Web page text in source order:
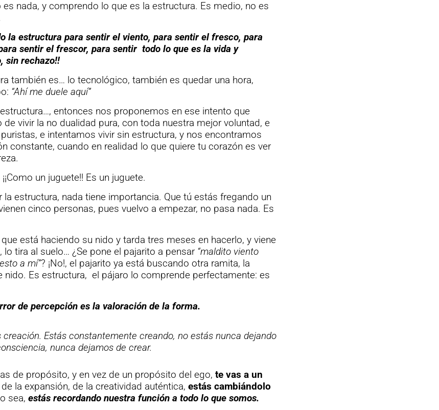
nada, y comprendo lo que es la estructura. Es medio, no es
la estructura para sentir el viento, para sentir el fresco, para
sentir el frescor, para sentir todo lo que es la vida y
sin rechazo!!
también es… lo tecnológico, también es quedar una hora,
“Ahí me duele aquí”
entonces nos proponemos en ese intento que
de vivir la no dualidad pura, con toda nuestra mejor voluntad, e
e intentamos vivir sin estructura, y nos encontramos
constante, cuando en realidad lo que quiere tu corazón es ver
¡¡Como un juguete!! Es un juguete.
la estructura, nada tiene importancia. Que tú estás fregando un
cinco personas, pues vuelvo a empezar, no pasa nada. Es
está haciendo su nido y tarda tres meses en hacerlo, y viene
lo tira al suelo…¿Se pone el pajarito a pensar “maldito viento
a mí”? ¡No!, el pajarito ya está buscando otra ramita, la
nido. Es estructura, el pájaro lo comprende perfectamente: es
de percepción es la valoración de la forma.
creación. Estás constantemente creando, no estás nunca dejando
nunca dejamos de crear.
de propósito, y en vez de un propósito del ego,te vas a un
de la expansión, de la creatividad auténtica,estás cambiándolo
o sea,estás recordando nuestra función a todo lo que somos.